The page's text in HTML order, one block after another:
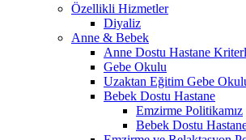
Özellikli Hizmetler
Diyaliz
Anne & Bebek
Anne Dostu Hastane
Gebe Okulu
Uzaktan Eğitim Gebe
Bebek Dostu Hastane
Emzirme Politikamız
Bebek Dostu